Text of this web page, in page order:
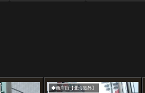
◆商店街【北海道外】